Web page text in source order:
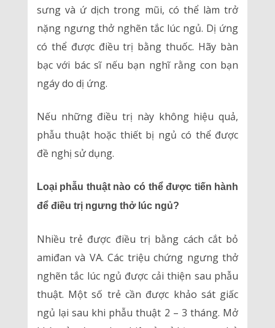
sưng và ứ dịch trong mũi, có thể làm trở
nặng ngưng thở nghẽn tắc lúc ngủ. Dị ứng
có thể được điều trị bằng thuốc. Hãy bàn
bạc với bác sĩ nếu bạn nghĩ rằng con bạn
ngáy do dị ứng.
Nếu những điều trị này không hiệu quả,
phẫu thuật hoặc thiết bị ngủ có thể được
đề nghị sử dụng.
Loại phẫu thuật nào có thể được tiến hành
để điều trị ngưng thở lúc ngủ?
Nhiều trẻ được điều trị bằng cách cắt bỏ
amiđan và VA. Các triệu chứng ngưng thở
nghẽn tắc lúc ngủ được cải thiện sau phẫu
thuật. Một số trẻ cần được khảo sát giấc
ngủ lại sau khi phẫu thuật 2 – 3 tháng. Mở